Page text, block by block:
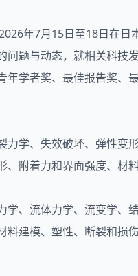
年7月15日至18日在
题与动态，就相关科
学者奖、最佳报告奖、
力学、失效破坏、弹性
附着力和界面强度、
学、流体力学、流变学
建模、塑性、断裂和